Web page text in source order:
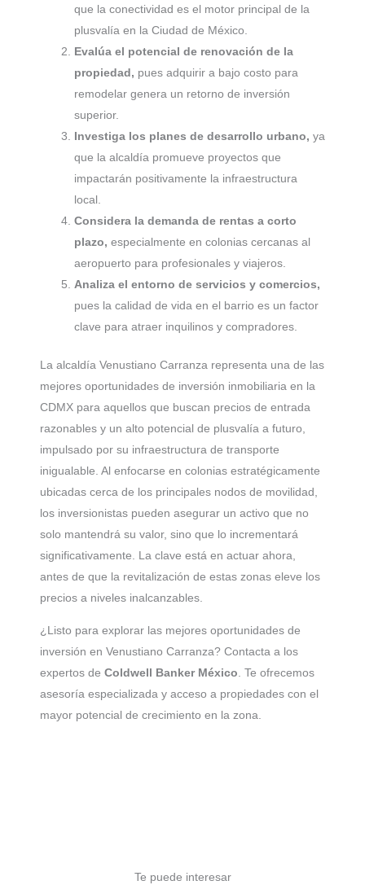
que la conectividad es el motor principal de la
plusvalía en la Ciudad de México.
Evalúa el potencial de renovación de la
propiedad, pues adquirir a bajo costo para
remodelar genera un retorno de inversión
superior.
Investiga los planes de desarrollo urbano, ya
que la alcaldía promueve proyectos que
impactarán positivamente la infraestructura
local.
Considera la demanda de rentas a corto
plazo, especialmente en colonias cercanas al
aeropuerto para profesionales y viajeros.
Analiza el entorno de servicios y comercios,
pues la calidad de vida en el barrio es un factor
clave para atraer inquilinos y compradores.
La alcaldía Venustiano Carranza representa una de las
mejores oportunidades de inversión inmobiliaria en la
CDMX para aquellos que buscan precios de entrada
razonables y un alto potencial de plusvalía a futuro,
impulsado por su infraestructura de transporte
inigualable. Al enfocarse en colonias estratégicamente
ubicadas cerca de los principales nodos de movilidad,
los inversionistas pueden asegurar un activo que no
solo mantendrá su valor, sino que lo incrementará
significativamente. La clave está en actuar ahora,
antes de que la revitalización de estas zonas eleve los
precios a niveles inalcanzables.
¿Listo para explorar las mejores oportunidades de
inversión en Venustiano Carranza? Contacta a los
expertos de Coldwell Banker México. Te ofrecemos
asesoría especializada y acceso a propiedades con el
mayor potencial de crecimiento en la zona.
Te puede interesar